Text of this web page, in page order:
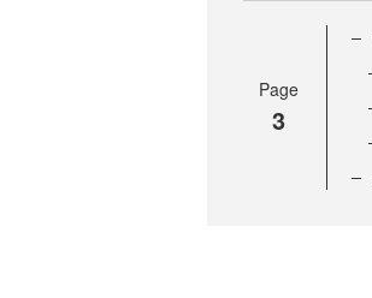
Page
3